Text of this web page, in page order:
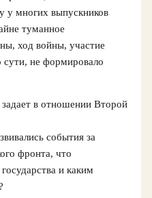
многих выпускников
туманное
ход войны, участие
сути, не формировало
в отношении Второй
события за
фронта, что
и каким